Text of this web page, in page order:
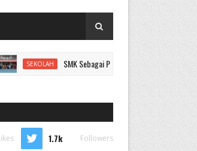
SEKOLAH SMK Sebagai Pilihan Cerdas untuk Karier Masa
1.7k Followers